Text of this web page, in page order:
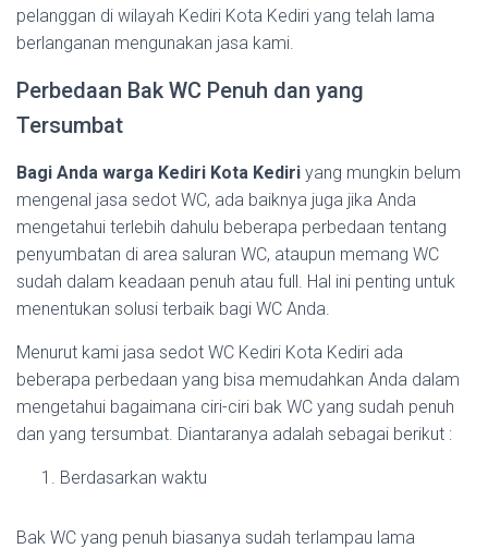
pelanggan di wilayah Kediri Kota Kediri yang telah lama
berlanganan mengunakan jasa kami.
Perbedaan Bak WC Penuh dan yang
Tersumbat
Bagi Anda warga Kediri Kota Kediri yang mungkin belum
mengenal jasa sedot WC, ada baiknya juga jika Anda
mengetahui terlebih dahulu beberapa perbedaan tentang
penyumbatan di area saluran WC, ataupun memang WC
sudah dalam keadaan penuh atau full. Hal ini penting untuk
menentukan solusi terbaik bagi WC Anda.
Menurut kami jasa sedot WC Kediri Kota Kediri ada
beberapa perbedaan yang bisa memudahkan Anda dalam
mengetahui bagaimana ciri-ciri bak WC yang sudah penuh
dan yang tersumbat. Diantaranya adalah sebagai berikut :
Berdasarkan waktu
Bak WC yang penuh biasanya sudah terlampau lama